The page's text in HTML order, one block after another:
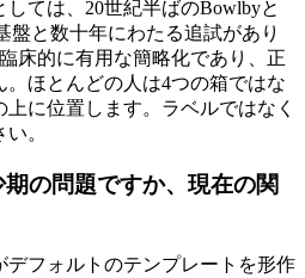
ては、20世紀半ばのBowlbyと
盤と数十年にわたる追試があり
床的に有用な簡略化であり、正
ほとんどの人は4つの箱ではな
に位置します。ラベルではなく
。
の問題ですか、現在の関
デフォルトのテンプレートを形作